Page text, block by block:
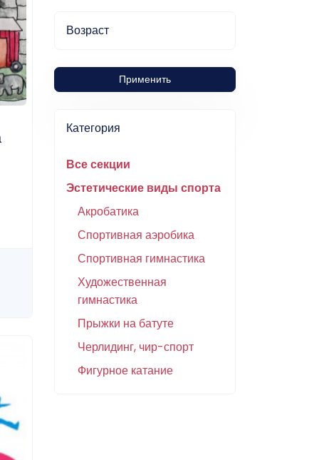
Возраст
Применить
Категория
Все секции
Эстетические виды спорта
Акробатика
Спортивная аэробика
Спортивная гимнастика
Художественная
гимнастика
Прыжки на батуте
Черлидинг, чир-спорт
Фигурное катание